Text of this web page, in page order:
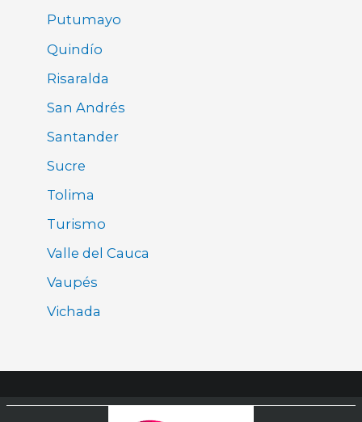
Putumayo
Quindío
Risaralda
San Andrés
Santander
Sucre
Tolima
Turismo
Valle del Cauca
Vaupés
Vichada